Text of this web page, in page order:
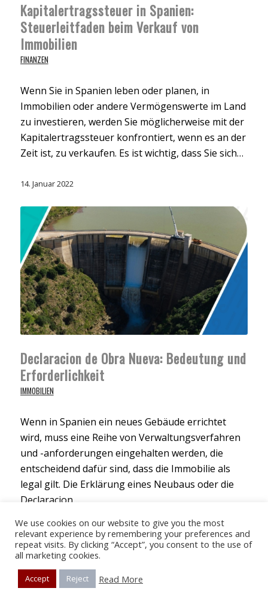
Kapitalertragssteuer in Spanien:
Steuerleitfaden beim Verkauf von
Immobilien
FINANZEN
Wenn Sie in Spanien leben oder planen, in
Immobilien oder andere Vermögenswerte im Land
zu investieren, werden Sie möglicherweise mit der
Kapitalertragssteuer konfrontiert, wenn es an der
Zeit ist, zu verkaufen. Es ist wichtig, dass Sie sich…
14. Januar 2022
Declaracion de Obra Nueva: Bedeutung und
Erforderlichkeit
IMMOBILIEN
Wenn in Spanien ein neues Gebäude errichtet
wird, muss eine Reihe von Verwaltungsverfahren
und -anforderungen eingehalten werden, die
entscheidend dafür sind, dass die Immobilie als
legal gilt. Die Erklärung eines Neubaus oder die
Declaracion…
13. Januar 2022
We use cookies on our website to give you the most
relevant experience by remembering your preferences and
repeat visits. By clicking “Accept”, you consent to the use of
all marketing cookies.
Accept Reject Read More